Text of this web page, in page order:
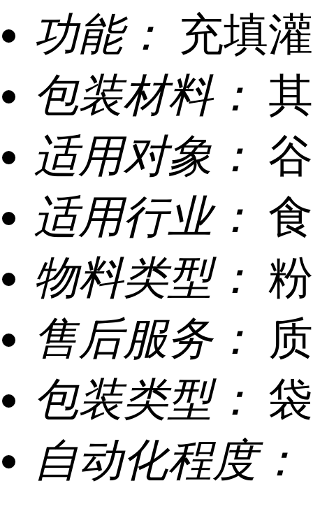
功能： 充填
包装材料：
适用对象：
适用行业：
物料类型：
售后服务：
包装类型： 袋
自动化程度：